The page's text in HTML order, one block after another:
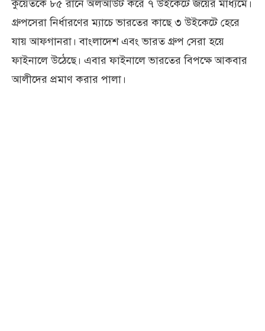
কুয়েতকে ৮৫ রানে অলআউট করে ৭ উইকেটে জয়ের মাধ্যমে।
গ্রুপসেরা নির্ধারণের ম্যাচে ভারতের কাছে ৩ উইকেটে হেরে
যায় আফগানরা। বাংলাদেশ এবং ভারত গ্রুপ সেরা হয়ে
ফাইনালে উঠেছে। এবার ফাইনালে ভারতের বিপক্ষে আকবার
আলীদের প্রমাণ করার পালা।